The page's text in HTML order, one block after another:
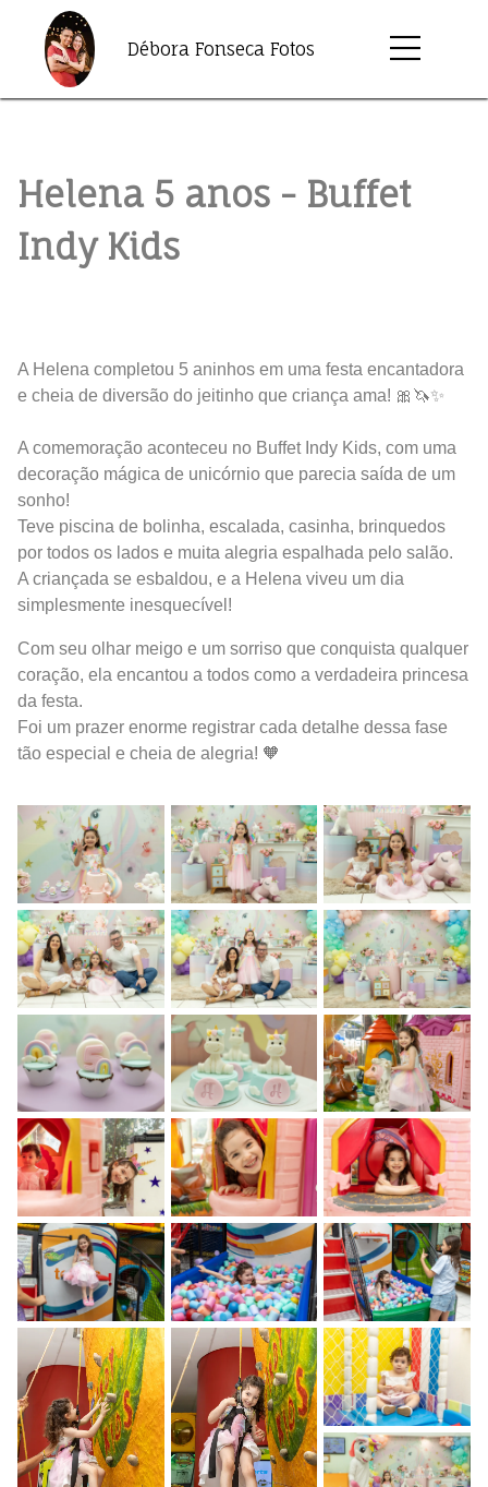
Débora Fonseca Fotos
Helena 5 anos - Buffet
Indy Kids
A Helena completou 5 aninhos em uma festa encantadora
e cheia de diversão do jeitinho que criança ama! 🎀🦄✨
A comemoração aconteceu no Buffet Indy Kids, com uma
decoração mágica de unicórnio que parecia saída de um
sonho!
Teve piscina de bolinha, escalada, casinha, brinquedos
por todos os lados e muita alegria espalhada pelo salão.
A criançada se esbaldou, e a Helena viveu um dia
simplesmente inesquecível!
Com seu olhar meigo e um sorriso que conquista qualquer
coração, ela encantou a todos como a verdadeira princesa
da festa.
Foi um prazer enorme registrar cada detalhe dessa fase
tão especial e cheia de alegria! 🧡